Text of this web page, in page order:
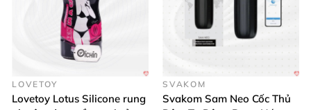
LOVETOY
Lovetoy Lotus Silicone rung
SVAKOM
Svakom Sam Neo Cốc Thủ